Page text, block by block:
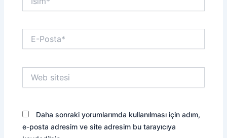
Posta*
sitesi
Daha sonraki yorumlarımda kullanılması için adım,
e-posta adresim ve site adresim bu tarayıcıya